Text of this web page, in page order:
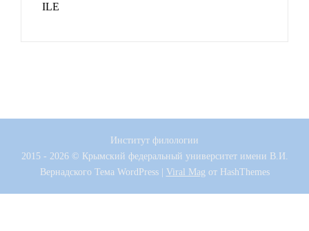
ILE
Институт филологии
2015 - 2026 © Крымский федеральный университет имени В.И.
ВернадскогоТема WordPress | Viral Mag от HashThemes